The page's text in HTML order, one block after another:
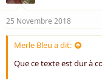
25 Novembre 2018
Merle Bleu a dit:
Que ce texte est dur à